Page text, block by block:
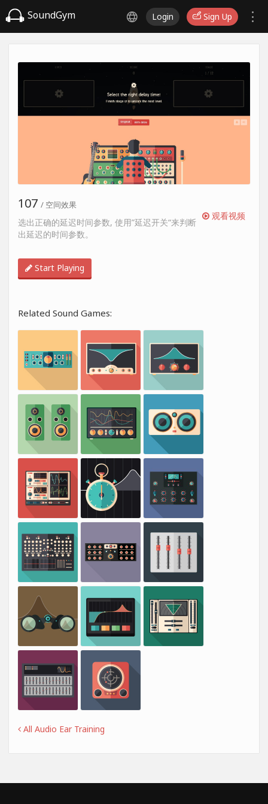
SoundGym Login Sign Up
观看视频
107 / 空间效果
选出正确的延迟时间参数, 使用”延迟开关“来判断
出延迟的时间参数。
Start Playing
Related Sound Games:
All Audio Ear Training